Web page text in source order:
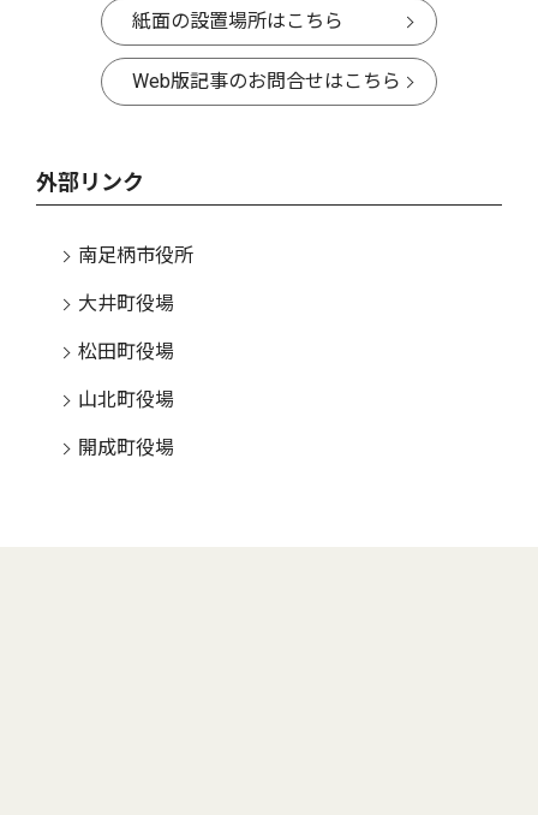
紙面の設置場所はこちら
Web版記事のお問合せはこちら
外部リンク
南足柄市役所
大井町役場
松田町役場
山北町役場
開成町役場